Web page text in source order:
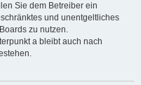
Sie dem Betreiber ein
und unentgeltliches
zu nutzen.
a bleibt auch nach